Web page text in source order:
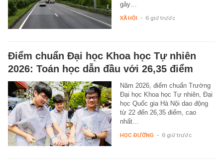
gây…
XÃ HỘI - 6 giờ trước
Điểm chuẩn Đại học Khoa học Tự nhiên
2026: Toán học dẫn đầu với 26,35 điểm
Năm 2026, điểm chuẩn Trường
Đại học Khoa học Tự nhiên, Đại
học Quốc gia Hà Nội dao động
từ 22 đến 26,35 điểm, cao
nhất…
HỌC ĐƯỜNG - 6 giờ trước